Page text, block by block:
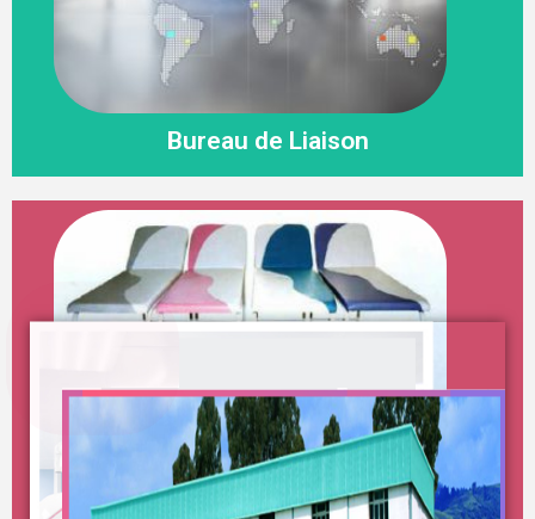
Bureau de Liaison
Bureau de Liaison
Nos produits
Qui somme-nous